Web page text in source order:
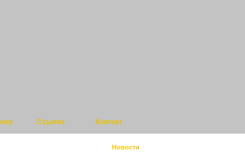
Ссылки Контакт
Новости